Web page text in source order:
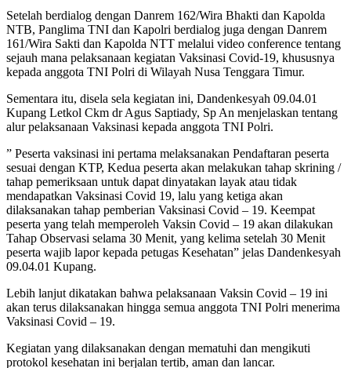
Setelah berdialog dengan Danrem 162/Wira Bhakti dan Kapolda
NTB, Panglima TNI dan Kapolri berdialog juga dengan Danrem
161/Wira Sakti dan Kapolda NTT melalui video conference tentang
sejauh mana pelaksanaan kegiatan Vaksinasi Covid-19, khususnya
kepada anggota TNI Polri di Wilayah Nusa Tenggara Timur.
Sementara itu, disela sela kegiatan ini, Dandenkesyah 09.04.01
Kupang Letkol Ckm dr Agus Saptiady, Sp An menjelaskan tentang
alur pelaksanaan Vaksinasi kepada anggota TNI Polri.
” Peserta vaksinasi ini pertama melaksanakan Pendaftaran peserta
sesuai dengan KTP, Kedua peserta akan melakukan tahap skrining /
tahap pemeriksaan untuk dapat dinyatakan layak atau tidak
mendapatkan Vaksinasi Covid 19, lalu yang ketiga akan
dilaksanakan tahap pemberian Vaksinasi Covid – 19. Keempat
peserta yang telah memperoleh Vaksin Covid – 19 akan dilakukan
Tahap Observasi selama 30 Menit, yang kelima setelah 30 Menit
peserta wajib lapor kepada petugas Kesehatan” jelas Dandenkesyah
09.04.01 Kupang.
Lebih lanjut dikatakan bahwa pelaksanaan Vaksin Covid – 19 ini
akan terus dilaksanakan hingga semua anggota TNI Polri menerima
Vaksinasi Covid – 19.
Kegiatan yang dilaksanakan dengan mematuhi dan mengikuti
protokol kesehatan ini berjalan tertib, aman dan lancar.